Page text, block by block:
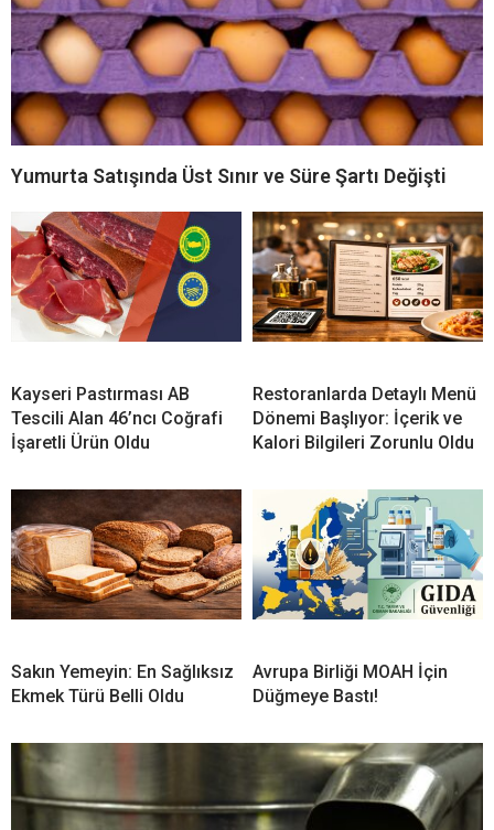
Yumurta Satışında Üst Sınır ve Süre Şartı Değişti
Kayseri Pastırması AB
Tescili Alan 46’ncı Coğrafi
İşaretli Ürün Oldu
Restoranlarda Detaylı Menü
Dönemi Başlıyor: İçerik ve
Kalori Bilgileri Zorunlu Oldu
Sakın Yemeyin: En Sağlıksız
Ekmek Türü Belli Oldu
Avrupa Birliği MOAH İçin
Düğmeye Bastı!